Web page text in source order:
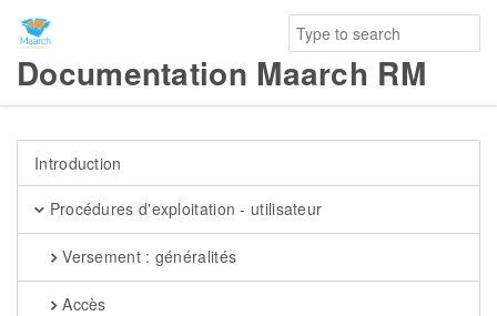
Documentation Maarch RM
Introduction
Procédures d'exploitation - utilisateur
Versement : généralités
Accès